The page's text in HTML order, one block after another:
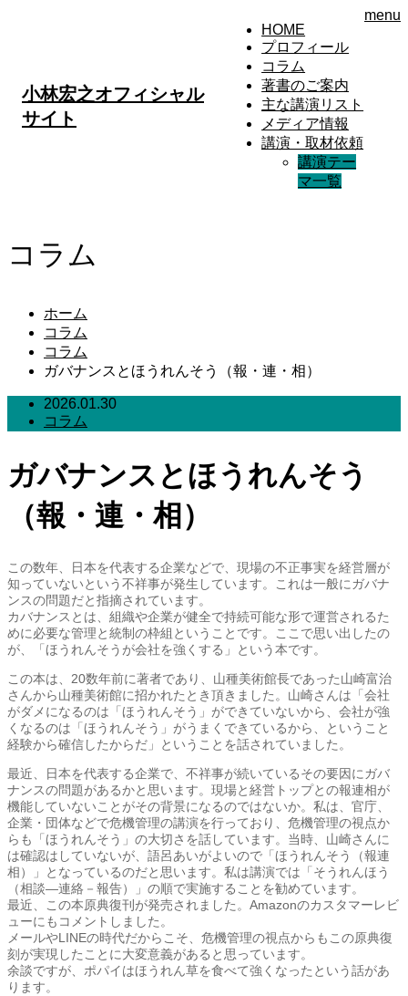
小林宏之オフィシャル
サイト
HOME
プロフィール
コラム
著書のご案内
主な講演リスト
メディア情報
講演・取材依頼
講演テー
マ一覧
menu
コラム
ホーム
コラム
コラム
ガバナンスとほうれんそう（報・連・相）
2026.01.30
コラム
ガバナンスとほうれんそう
（報・連・相）
この数年、日本を代表する企業などで、現場の不正事実を経営層が
知っていないという不祥事が発生しています。これは一般にガバナ
ンスの問題だと指摘されています。
カバナンスとは、組織や企業が健全で持続可能な形で運営されるた
めに必要な管理と統制の枠組ということです。ここで思い出したの
が、「ほうれんそうが会社を強くする」という本です。
この本は、20数年前に著者であり、山種美術館長であった山崎富治
さんから山種美術館に招かれたとき頂きました。山崎さんは「会社
がダメになるのは「ほうれんそう」ができていないから、会社が強
くなるのは「ほうれんそう」がうまくできているから、ということ
経験から確信したからだ」ということを話されていました。
最近、日本を代表する企業で、不祥事が続いているその要因にガバ
ナンスの問題があるかと思います。現場と経営トップとの報連相が
機能していないことがその背景になるのではないか。私は、官庁、
企業・団体などで危機管理の講演を行っており、危機管理の視点か
らも「ほうれんそう」の大切さを話しています。当時、山崎さんに
は確認はしていないが、語呂あいがよいので「ほうれんそう（報連
相）」となっているのだと思います。私は講演では「そうれんほう
（相談―連絡－報告）」の順で実施することを勧めています。
最近、この本原典復刊が発売されました。Amazonのカスタマーレビ
ューにもコメントしました。
メールやLINEの時代だからこそ、危機管理の視点からもこの原典復
刻が実現したことに大変意義があると思っています。
余談ですが、ポパイはほうれん草を食べて強くなったという話があ
ります。